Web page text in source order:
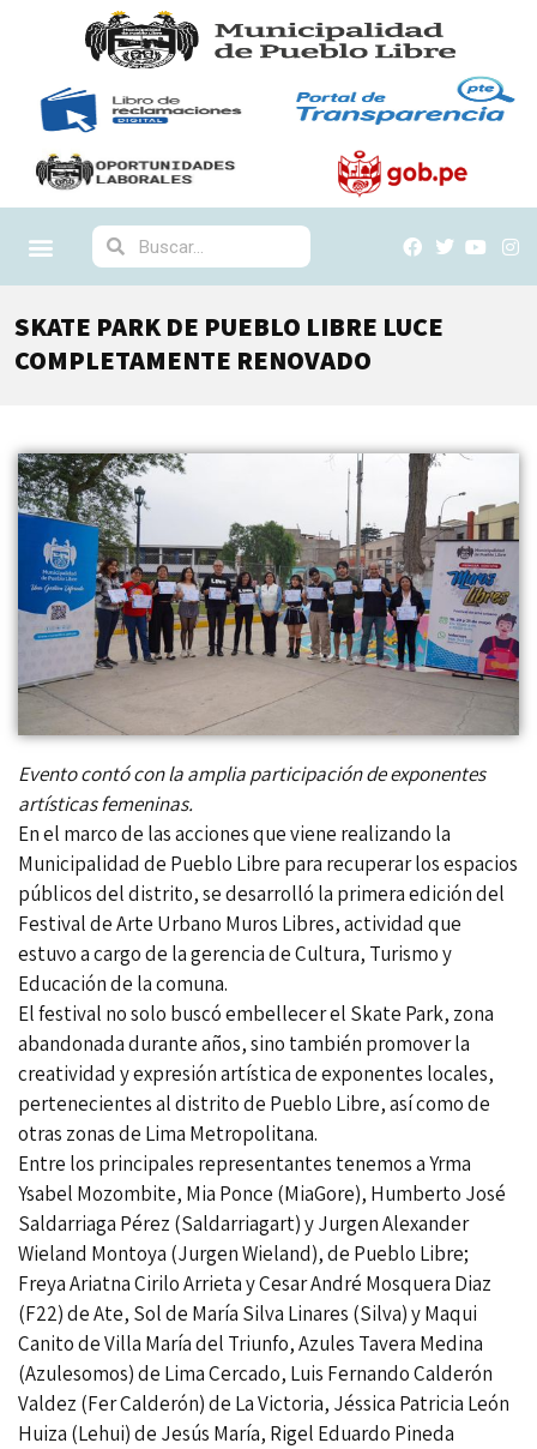
SKATE PARK DE PUEBLO LIBRE LUCE
COMPLETAMENTE RENOVADO
Evento contó con la amplia participación de exponentes
artísticas femeninas.
En el marco de las acciones que viene realizando la
Municipalidad de Pueblo Libre para recuperar los espacios
públicos del distrito, se desarrolló la primera edición del
Festival de Arte Urbano Muros Libres, actividad que
estuvo a cargo de la gerencia de Cultura, Turismo y
Educación de la comuna.
El festival no solo buscó embellecer el Skate Park, zona
abandonada durante años, sino también promover la
creatividad y expresión artística de exponentes locales,
pertenecientes al distrito de Pueblo Libre, así como de
otras zonas de Lima Metropolitana.
Entre los principales representantes tenemos a Yrma
Ysabel Mozombite, Mia Ponce (MiaGore), Humberto José
Saldarriaga Pérez (Saldarriagart) y Jurgen Alexander
Wieland Montoya (Jurgen Wieland), de Pueblo Libre;
Freya Ariatna Cirilo Arrieta y Cesar André Mosquera Diaz
(F22) de Ate, Sol de María Silva Linares (Silva) y Maqui
Canito de Villa María del Triunfo, Azules Tavera Medina
(Azulesomos) de Lima Cercado, Luis Fernando Calderón
Valdez (Fer Calderón) de La Victoria, Jéssica Patricia León
Huiza (Lehui) de Jesús María, Rigel Eduardo Pineda